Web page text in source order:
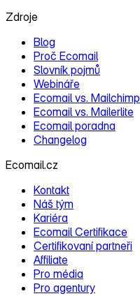
Zdroje
Blog
Proč Ecomail
Slovník pojmů
Webináře
Ecomail vs. Mailchimp
Ecomail vs. Mailerlite
Ecomail poradna
Changelog
Ecomail.cz
Kontakt
Náš tým
Kariéra
Ecomail Certifikace
Certifikovaní partneři
Affiliate
Pro média
Pro agentury